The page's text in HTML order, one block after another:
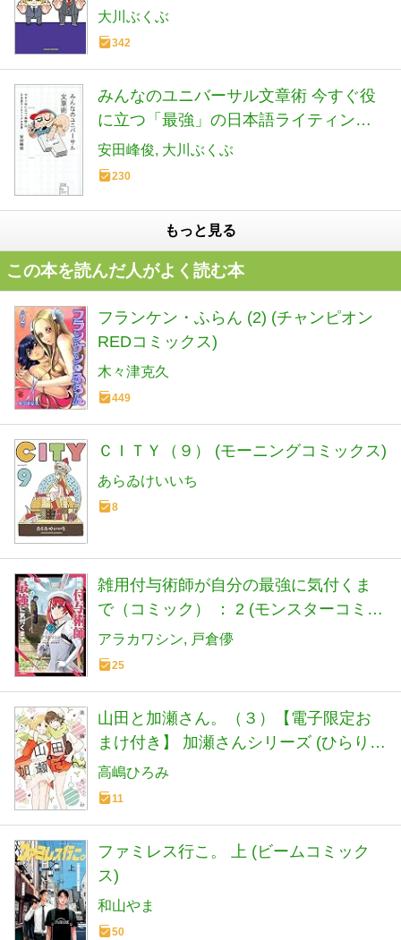
ション)
大川ぶくぶ
342
みんなのユニバーサル文章術 今すぐ役
に立つ「最強」の日本語ライティング
の世界 (星海社新書 208)
安田峰俊 大川ぶくぶ
230
もっと見る
この本を読んだ人がよく読む本
フランケン・ふらん (2) (チャンピオン
REDコミックス)
木々津克久
449
ＣＩＴＹ（９） (モーニングコミックス)
あらゐけいいち
8
雑用付与術師が自分の最強に気付くま
で（コミック） ： 2 (モンスターコミッ
クス)
アラカワシン 戸倉儚
25
山田と加瀬さん。（３）【電子限定お
まけ付き】 加瀬さんシリーズ (ひらり、
コミックス)
高嶋ひろみ
11
ファミレス行こ。 上 (ビームコミック
ス)
和山やま
50